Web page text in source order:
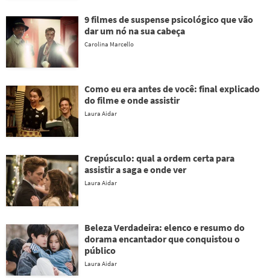
9 filmes de suspense psicológico que vão
dar um nó na sua cabeça
Carolina Marcello
Como eu era antes de você: final explicado
do filme e onde assistir
Laura Aidar
Crepúsculo: qual a ordem certa para
assistir a saga e onde ver
Laura Aidar
Beleza Verdadeira: elenco e resumo do
dorama encantador que conquistou o
público
Laura Aidar